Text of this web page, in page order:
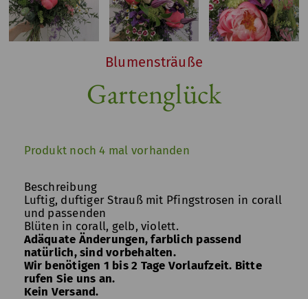
Blumensträuße
Gartenglück
Produkt noch 4 mal vorhanden
Beschreibung
Luftig, duftiger Strauß mit Pfingstrosen in corall
und passenden
Blüten in corall, gelb, violett.
Adäquate Änderungen, farblich passend
natürlich, sind vorbehalten.
Wir benötigen 1 bis 2 Tage Vorlaufzeit. Bitte
rufen Sie uns an.
Kein Versand.